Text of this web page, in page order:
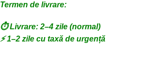
Termen de livrare:
⏱️ Livrare: 2–4 zile (normal)
⚡ 1–2 zile cu taxă de urgență